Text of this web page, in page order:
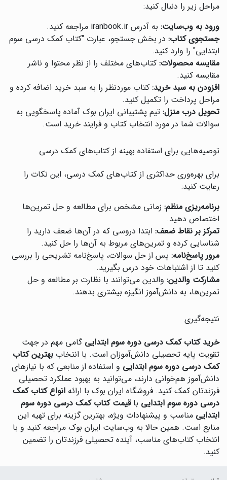
مراحل زیر را دنبال کنید:
ورود به وب‌سایت: به آدرس iranbook.ir مراجعه کنید.
جستجوی کتاب: در بخش جستجو، عبارت "کتاب کمک درسی سوم
ابتدایی" را وارد کنید.
مقایسه محصولات: کتاب‌های مختلف را از نظر محتوا و ناشر
مقایسه کنید.
افزودن به سبد خرید: کتاب موردنظر را به سبد خرید اضافه کرده و
مراحل پرداخت را تکمیل کنید.
تحویل درب منزل: تیم پشتیبانی ایران بوک آماده پاسخگویی به
سوالات شما در مورد انتخاب کتاب و فرایند خرید است.
توصیه‌هایی برای استفاده بهینه از کتاب‌های کمک درسی
برای بهره‌وری حداکثری از کتاب‌های کمک درسی، این نکات را
رعایت کنید:
برنامه‌ریزی منظم: زمانی مشخص برای مطالعه و حل تمرین‌ها
اختصاص دهید.
تمرکز بر نقاط ضعف: ابتدا دروسی که در آن‌ها ضعف دارید را
شناسایی کرده و تمرین‌های مربوط به آن‌ها را حل کنید.
مرور پاسخ‌نامه: پس از حل سوالات، پاسخ‌نامه تشریحی را بررسی
کنید تا از اشتباهات خود درس بگیرید.
مشارکت والدین: والدین می‌توانند با نظارت بر مطالعه و حل
تمرین‌ها، به دانش‌آموز انگیزه بیشتری بدهند.
نتیجه‌گیری
خرید کتاب کمک درسی دوره سوم ابتدایی گامی مهم در جهت
تقویت پایه تحصیلی دانش‌آموزان است. با انتخاب بهترین کتاب
کمک درسی دوره سوم ابتدایی و استفاده از منابعی که با نیازهای
دانش‌آموز هم‌خوانی دارند، می‌توانید به بهبود عملکرد تحصیلی
فرزندتان کمک کنید. فروشگاه ایران بوک با ارائه انواع کتاب کمک
درسی دوره سوم ابتدایی باقیمت کتاب کمک درسی دوره سوم
ابتدایی مناسب و پیشنهادات ویژه، بهترین گزینه برای تهیه این
منابع است. همین حالا به وب‌سایت ایران بوک مراجعه کنید و با
انتخاب کتاب‌های مناسب، آینده تحصیلی فرزندتان را تضمین
کنید.